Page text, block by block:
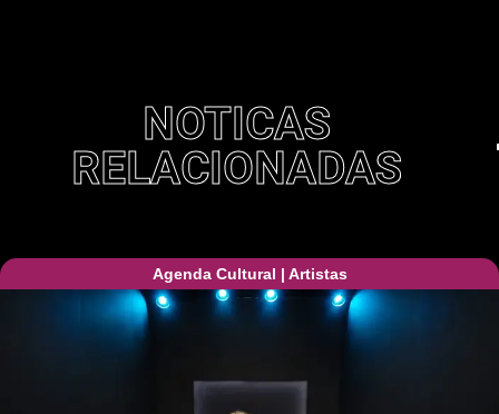
NOTICAS
RELACIONADAS
Agenda Cultural | Artistas